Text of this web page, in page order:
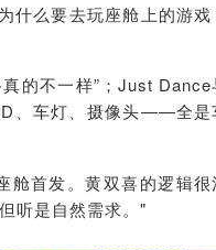
什么要去玩座舱上的游戏
的不一样”；Just Dance
、车灯、摄像头——全是
舱首发。黄双喜的逻辑很
听是自然需求。"